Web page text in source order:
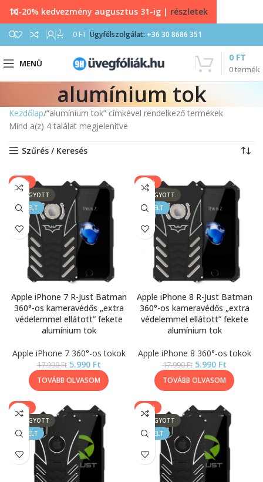
0 0 FT Ügyfélszolgálat: +36 30 8686 351
MENÜ
0termék
0 FT
alumínium tok
Kezdőlap “alumínium tok” címkével rendelkező termékek
Mind a(z) 4 találat megjelenítve
Szűrés / Keresés
-67%
ELFOGYOTT
KIEMELT
Apple iPhone 7 R-Just Batman
360°-os kameravédős „extra
védelemmel ellátott” fekete
alumínium tok
Apple iPhone 7 360°-os tokok
17.990Ft 5.990 Ft
TOVÁBB OLVASOM
-67%
ELFOGYOTT
KIEMELT
Apple iPhone 8 R-Just Batman
360°-os kameravédős „extra
védelemmel ellátott” fekete
alumínium tok
Apple iPhone 8 360°-os tokok
17.990Ft 5.990 Ft
TOVÁBB OLVASOM
-78%
ELFOGYOTT
KIEMELT
-78%
ELFOGYOTT
KIEMELT
10-20% kedvezmény augusztus 31-ig | részletek